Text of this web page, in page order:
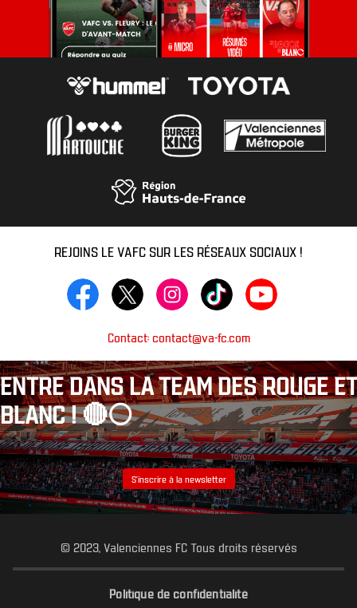
REJOINS LE VAFC SUR LES RÉSEAUX SOCIAUX !
Contact: contact@va-fc.com
ENTRE DANS LA TEAM DES ROUGE ET
BLANC ! 🔴⚪️
S’inscrire à la newsletter
© 2023, Valenciennes FC Tous droits réservés
Politique de confidentialité